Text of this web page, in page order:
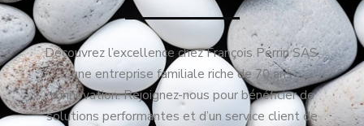
Découvrez l’excellence chez François Perrin SAS,
une entreprise familiale riche de 70 ans
d’innovation. Rejoignez-nous pour bénéficier de
solutions performantes et d’un service client de